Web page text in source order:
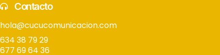
Contacto
hola@cucucomunicacion.com
634 38 79 29
677 69 64 36